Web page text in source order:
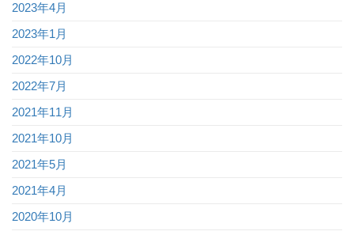
2023年4月
2023年1月
2022年10月
2022年7月
2021年11月
2021年10月
2021年5月
2021年4月
2020年10月